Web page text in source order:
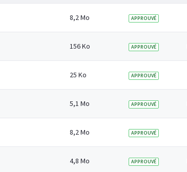
8,2 Mo APPROUVÉ
156 Ko APPROUVÉ
25 Ko APPROUVÉ
5,1 Mo APPROUVÉ
8,2 Mo APPROUVÉ
4,8 Mo APPROUVÉ